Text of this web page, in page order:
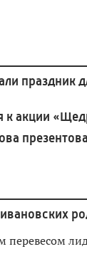
праздник
к акции
перевесом